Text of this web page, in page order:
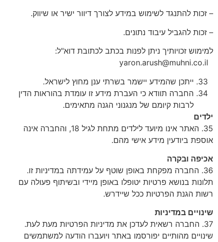
– זכות להתנגד לשימוש במידע לצורך דיוור ישיר או שיווק.
– זכות להגביל עיבוד נתונים.
למימוש זכויותיך ניתן לפנות בכתב לכתובת דוא"ל:
ייתכן שהמידע יישמר בשרתי ענן מחוץ לישראל.
החברה תוודא כי העברת מידע זו עומדת בהוראות הדין
לרבות קיומם של מנגנוני הגנה מתאימים.
ילדים
35. האתר אינו מיועד לילדים מתחת לגיל 18, והחברה אינה
אוספת ביודעין מידע אישי מהם.
אכיפה ובקרה
36. החברה מפקחת באופן שוטף על עמידתה במדיניות זו.
תלונות בנושא פרטיות יטופלו באופן מיידי ובשיתוף פעולה עם
רשות הגנת הפרטיות ככל שיידרש.
שינויים במדיניות
37. החברה רשאית לעדכן את מדיניות הפרטיות מעת לעת.
שינויים מהותיים יפורסמו באתר ויועברו הודעה למשתמשים